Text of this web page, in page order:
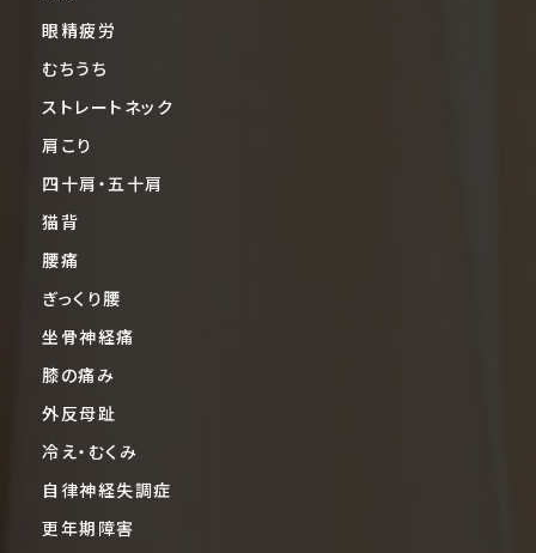
眼精疲労
むちうち
ストレートネック
肩こり
四十肩・五十肩
猫背
腰痛
ぎっくり腰
坐骨神経痛
膝の痛み
外反母趾
冷え・むくみ
自律神経失調症
更年期障害